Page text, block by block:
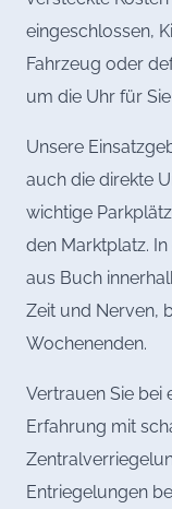
eingeschlossen,
Fahrzeug oder
um die Uhr für
Unsere
auch die direkte
wichtige
den Marktplatz.
aus Buch
Zeit und Nerven,
Wochenenden.
Vertrauen Sie bei
Erfahrung mit
Entriegelungen